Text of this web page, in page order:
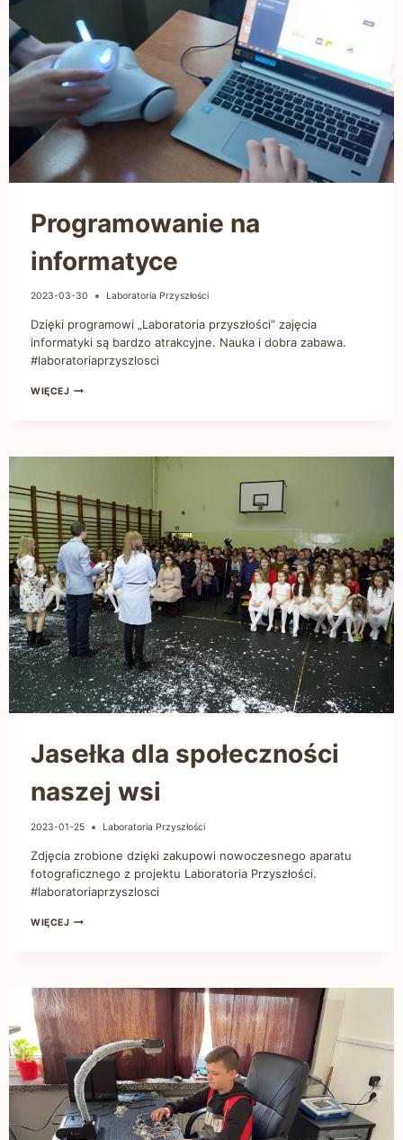
Programowanie na
informatyce
2023-03-30 Laboratoria Przyszłości
Dzięki programowi „Laboratoria przyszłości” zajęcia
informatyki są bardzo atrakcyjne. Nauka i dobra zabawa.
#laboratoriaprzyszlosci
WIĘCEJ
Jasełka dla społeczności
naszej wsi
2023-01-25 Laboratoria Przyszłości
Zdjęcia zrobione dzięki zakupowi nowoczesnego aparatu
fotograficznego z projektu Laboratoria Przyszłości.
#laboratoriaprzyszlosci
WIĘCEJ